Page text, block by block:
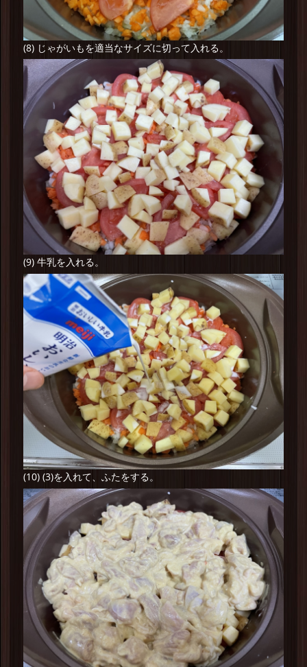
(8) じゃがいもを適当なサイズに切って入れる。
(9) 牛乳を入れる。
(10) (3)を入れて、ふたをする。